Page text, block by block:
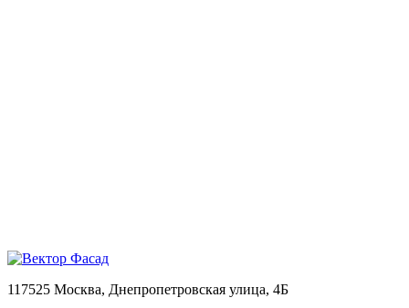
117525 Москва, Днепропетровская улица, 4Б